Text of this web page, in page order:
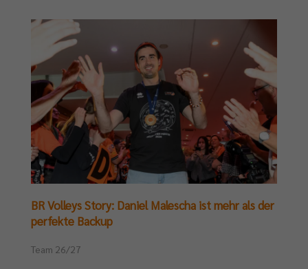
BR Volleys Story: Daniel Malescha ist mehr als der
perfekte Backup
Team 26/27